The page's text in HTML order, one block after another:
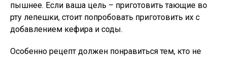
пышнее. Если ваша цель – приготовить тающие во
рту лепешки, стоит попробовать приготовить их с
добавлением кефира и соды.
Особенно рецепт должен понравиться тем, кто не